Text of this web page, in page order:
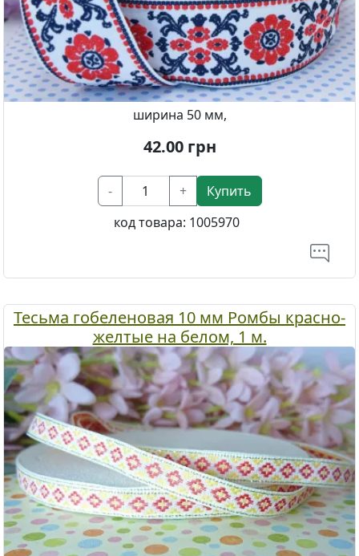
ширина 50 мм,
42.00грн
- +
Купить
код товара: 1005970
Тесьма гобеленовая 10 мм Ромбы красно-
желтые на белом, 1 м.